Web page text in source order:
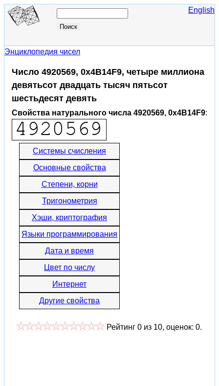
English
Энциклопедия чисел
Число 4920569, 0x4B14F9, четыре миллиона
девятьсот двадцать тысяч пятьсот
шестьдесят девять
Свойства натурального числа 4920569, 0x4B14F9:
Системы счисления
Основные свойства
Степени, корни
Тригонометрия
Хэши, криптография
Языки программирования
Дата и время
Цвет по числу
Интернет
Другие свойства
Рейтинг 0 из 10, оценок: 0.